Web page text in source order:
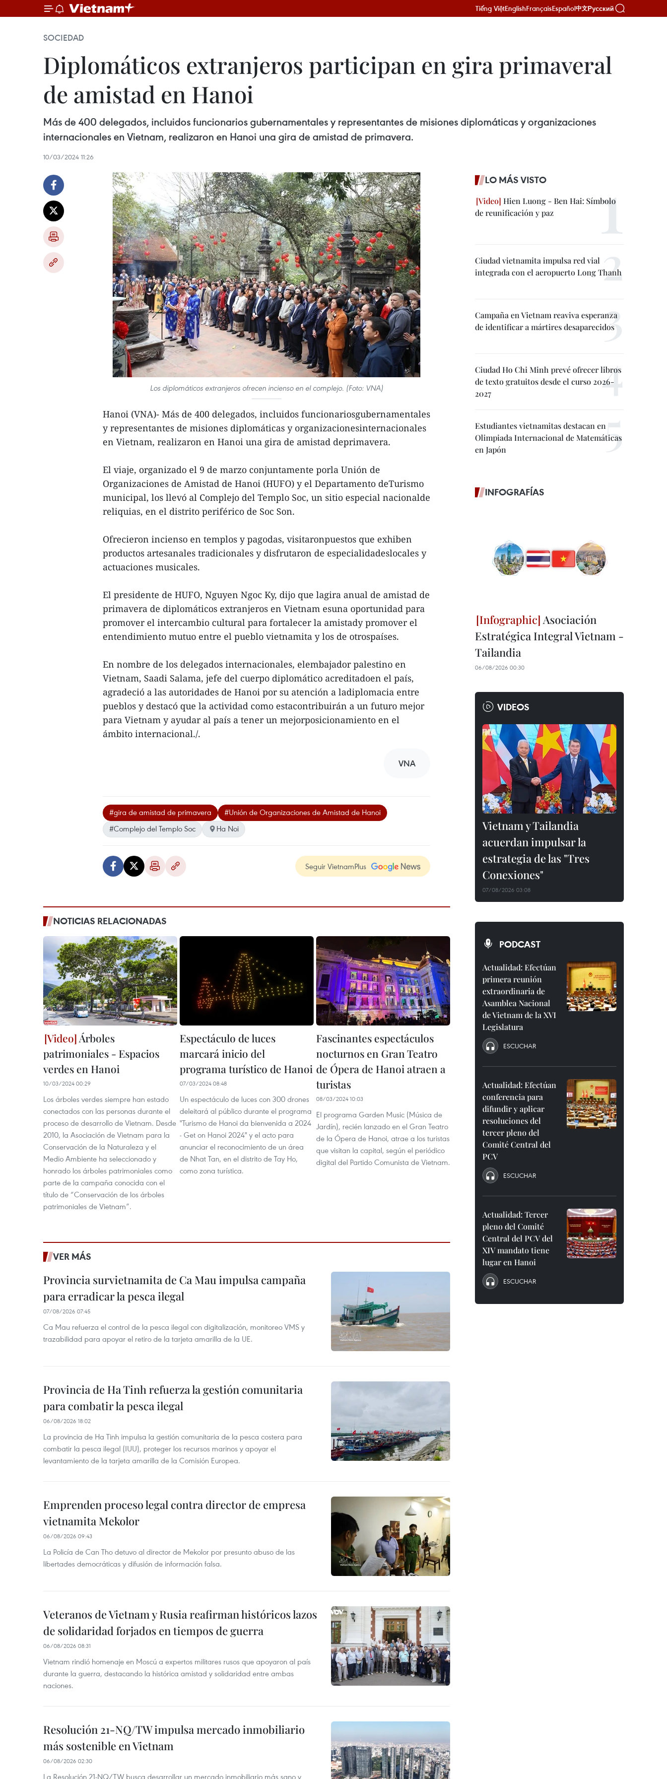
Tiếng ViệtEnglishFrançaisEspañol中文Русский
SOCIEDAD
Diplomáticos extranjeros participan en gira primaveral
de amistad en Hanoi
Más de 400 delegados, incluidos funcionarios gubernamentales y representantes de misiones diplomáticas y organizaciones
internacionales en Vietnam, realizaron en Hanoi una gira de amistad de primavera.
10/03/2024 11:26
Los diplomáticos extranjeros ofrecen incienso en el complejo. (Foto: VNA)
Hanoi (VNA)- Más de 400 delegados, incluidos funcionariosgubernamentales
y representantes de misiones diplomáticas y organizacionesinternacionales
en Vietnam, realizaron en Hanoi una gira de amistad deprimavera.
El viaje, organizado el 9 de marzo conjuntamente porla Unión de
Organizaciones de Amistad de Hanoi (HUFO) y el Departamento deTurismo
municipal, los llevó al Complejo del Templo Soc, un sitio especial nacionalde
reliquias, en el distrito periférico de Soc Son.
Ofrecieron incienso en templos y pagodas, visitaronpuestos que exhiben
productos artesanales tradicionales y disfrutaron de especialidadeslocales y
actuaciones musicales.
El presidente de HUFO, Nguyen Ngoc Ky, dijo que lagira anual de amistad de
primavera de diplomáticos extranjeros en Vietnam esuna oportunidad para
promover el intercambio cultural para fortalecer la amistady promover el
entendimiento mutuo entre el pueblo vietnamita y los de otrospaíses.
En nombre de los delegados internacionales, elembajador palestino en
Vietnam, Saadi Salama, jefe del cuerpo diplomático acreditadoen el país,
agradeció a las autoridades de Hanoi por su atención a ladiplomacia entre
pueblos y destacó que la actividad como estacontribuirán a un futuro mejor
para Vietnam y ayudar al país a tener un mejorposicionamiento en el
ámbito internacional./.
VNA
#gira de amistad de primavera
#Unión de Organizaciones de Amistad de Hanoi
#Complejo del Templo Soc
Ha Noi
Seguir VietnamPlus
NOTICIAS RELACIONADAS
Árboles
patrimoniales - Espacios
verdes en Hanoi
10/03/2024 00:29
Los árboles verdes siempre han estado
conectados con las personas durante el
proceso de desarrollo de Vietnam. Desde
2010, la Asociación de Vietnam para la
Conservación de la Naturaleza y el
Medio Ambiente ha seleccionado y
honrado los árboles patrimoniales como
parte de la campaña conocida con el
título de “Conservación de los árboles
patrimoniales de Vietnam”.
Espectáculo de luces
marcará inicio del
programa turístico de Hanoi
07/03/2024 08:48
Un espectáculo de luces con 300 drones
deleitará al público durante el programa
"Turismo de Hanoi da bienvenida a 2024
- Get on Hanoi 2024" y el acto para
anunciar el reconocimiento de un área
de Nhat Tan, en el distrito de Tay Ho,
como zona turística.
Fascinantes espectáculos
nocturnos en Gran Teatro
de Ópera de Hanoi atraen a
turistas
08/03/2024 10:03
El programa Garden Music (Música de
Jardín), recién lanzado en el Gran Teatro
de la Ópera de Hanoi, atrae a los turistas
que visitan la capital, según el periódico
digital del Partido Comunista de Vietnam.
VER MÁS
Provincia survietnamita de Ca Mau impulsa campaña
para erradicar la pesca ilegal
07/08/2026 07:45
Ca Mau refuerza el control de la pesca ilegal con digitalización, monitoreo VMS y
trazabilidad para apoyar el retiro de la tarjeta amarilla de la UE.
Provincia de Ha Tinh refuerza la gestión comunitaria
para combatir la pesca ilegal
06/08/2026 18:02
La provincia de Ha Tinh impulsa la gestión comunitaria de la pesca costera para
combatir la pesca ilegal (IUU), proteger los recursos marinos y apoyar el
levantamiento de la tarjeta amarilla de la Comisión Europea.
Emprenden proceso legal contra director de empresa
vietnamita Mekolor
06/08/2026 09:43
La Policía de Can Tho detuvo al director de Mekolor por presunto abuso de las
libertades democráticas y difusión de información falsa.
Veteranos de Vietnam y Rusia reafirman históricos lazos
de solidaridad forjados en tiempos de guerra
06/08/2026 08:31
Vietnam rindió homenaje en Moscú a expertos militares rusos que apoyaron al país
durante la guerra, destacando la histórica amistad y solidaridad entre ambas
naciones.
Resolución 21-NQ/TW impulsa mercado inmobiliario
más sostenible en Vietnam
06/08/2026 02:30
La Resolución 21-NQ/TW busca desarrollar un mercado inmobiliario más sano y
LO MÁS VISTO
Hien Luong - Ben Hai: Símbolo
de reunificación y paz
Ciudad vietnamita impulsa red vial
integrada con el aeropuerto Long Thanh
Campaña en Vietnam reaviva esperanza
de identificar a mártires desaparecidos
Ciudad Ho Chi Minh prevé ofrecer libros
de texto gratuitos desde el curso 2026-
2027
Estudiantes vietnamitas destacan en
Olimpiada Internacional de Matemáticas
en Japón
INFOGRAFÍAS
Asociación
Estratégica Integral Vietnam -
Tailandia
06/08/2026 00:30
VIDEOS
Vietnam y Tailandia
acuerdan impulsar la
estrategia de las "Tres
Conexiones"
07/08/2026 03:08
PODCAST
Actualidad: Efectúan
primera reunión
extraordinaria de
Asamblea Nacional
de Vietnam de la XVI
Legislatura
ESCUCHAR
Actualidad: Efectúan
conferencia para
difundir y aplicar
resoluciones del
tercer pleno del
Comité Central del
PCV
ESCUCHAR
Actualidad: Tercer
pleno del Comité
Central del PCV del
XIV mandato tiene
lugar en Hanoi
ESCUCHAR